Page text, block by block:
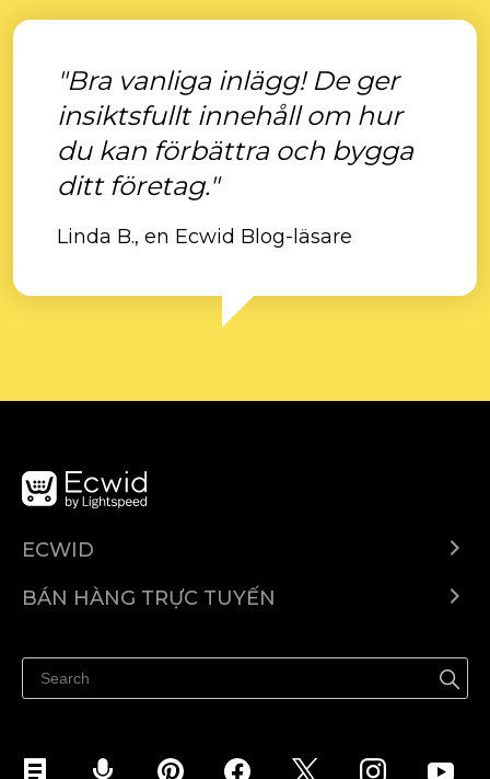
"Bra vanliga inlägg! De ger
insiktsfullt innehåll om hur
du kan förbättra och bygga
ditt företag."
Linda B., en Ecwid Blog-läsare
ECWID
Trung tâm trợ giúp
BÁN HÀNG TRỰC TUYẾN
Quảng bá ở bất cứ đâu
Kiểm soát mọi thứ